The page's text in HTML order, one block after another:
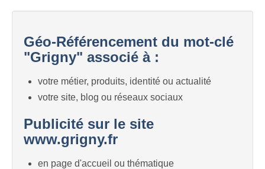
Géo-Référencement du mot-clé
"Grigny" associé à :
votre métier, produits, identité ou actualité
votre site, blog ou réseaux sociaux
Publicité sur le site
www.grigny.fr
en page d'accueil ou thématique